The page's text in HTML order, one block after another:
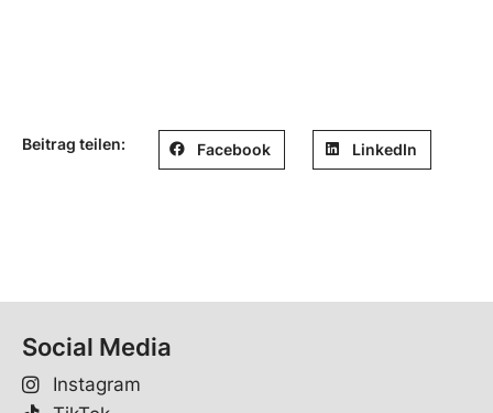
Beitrag teilen: Facebook LinkedIn
Social Media
Instagram